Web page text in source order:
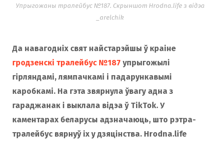
Упрыгожаны тралейбус №187. Скрыншот Hrodna.life з відэа
_arelchik
Да навагодніх свят найстарэйшы ў краіне
гродзенскі тралейбус №187 упрыгожылі
гірляндамі, лямпачкамі і падарункавымі
каробкамі. На гэта звярнула ўвагу адна з
гараджанак і выклала відэа ў TikTok. У
каментарах беларусы адзначаюць, што рэтра-
тралейбус вярнуў іх у дзяцінства. Hrodna.life